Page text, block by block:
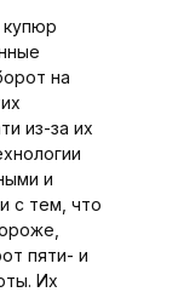
на
из-за их
и
с тем, что
пяти- и
Их